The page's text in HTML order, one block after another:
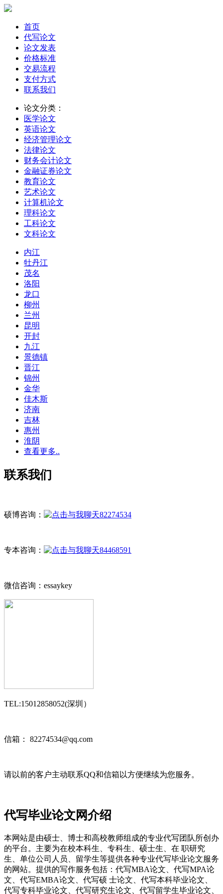
首页
代写论文
论文发表
价格标准
交易流程
支付方式
联系我们
论文分类：
医学论文
英语论文
经济管理论文
法律论文
财务会计论文
金融证券论文
教育论文
艺术论文
计算机论文
理科论文
工科论文
文科论文
内江
牡丹江
茂名
洛阳
龙口
柳州
兰州
昆明
开封
九江
景德镇
晋江
锦州
金华
佳木斯
济南
吉林
惠州
淮阴
查看更多..
联系我们
硕博咨询： 82274534
专本咨询： 84468591
微信咨询：essaykey
TEL:15012858052(深圳）
信箱： 82274534@qq.com
请以前的客户主动联系QQ和信箱以方便继续为您服务。
代写毕业论文网介绍
本网站是由硕士、博士和高校教师组成的专业代写团队所创办
的平台。主要为在校本科生、专科生、硕士生、在 职研究
生、单位公司人员、留学生等提供各种专业代写毕业论文服务
的网站。提供的写作服务包括：代写MBA论文、代写MPA论
文、代写EMBA论文、代写硕 士论文、代写本科毕业论文、
代写专科毕业论文、代写研究生论文、代写留学生毕业论文、